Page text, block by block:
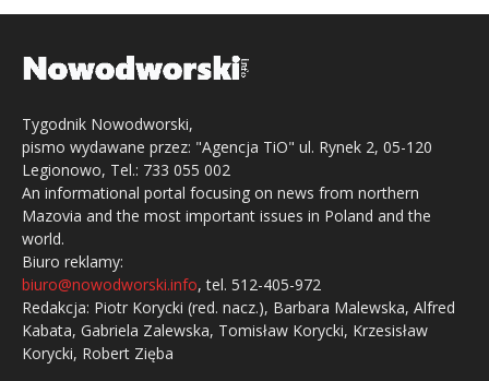
Tygodnik Nowodworski,
pismo wydawane przez: "Agencja TiO" ul. Rynek 2, 05-120
Legionowo, Tel.: 733 055 002
An informational portal focusing on news from northern
Mazovia and the most important issues in Poland and the
world.
Biuro reklamy:
biuro@nowodworski.info, tel. 512-405-972
Redakcja: Piotr Korycki (red. nacz.), Barbara Malewska, Alfred
Kabata, Gabriela Zalewska, Tomisław Korycki, Krzesisław
Korycki, Robert Zięba